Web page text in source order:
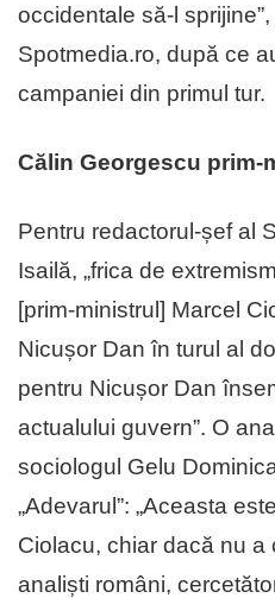
occidentale să-l
Spotmedia.ro, după ce
campaniei din primul tur.
Călin Georgescu prim-
Pentru redactorul-șef al
Isailă, „frica de
[prim-ministrul] Marcel
Nicușor Dan în turul al
pentru Nicușor Dan
actualului guvern”. O
sociologul Gelu
„Adevarul”: „Aceasta
Ciolacu, chiar dacă nu a
analiști români,